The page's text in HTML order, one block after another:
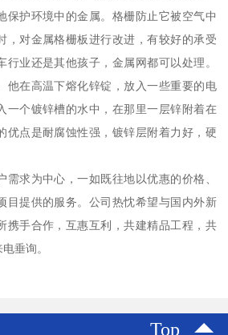
保护环境中的金属。格栅防止它被空气中
，对金属格栅板进行改进，有较好的承受
行业还是其他孩子，金属网都可以处理。
他在高温下熔化锌锭，放入一些重要的电
一个镀锌槽的水中，在那里一层锌附着在
优点是耐腐蚀性强，镀锌层附着力好，硬
需求为中心，一如既往地以优惠的价格、
目提供的服务。公司热忱希望与国内外新
携手合作，互惠互利，共建精品工程，共
垂询。
Top